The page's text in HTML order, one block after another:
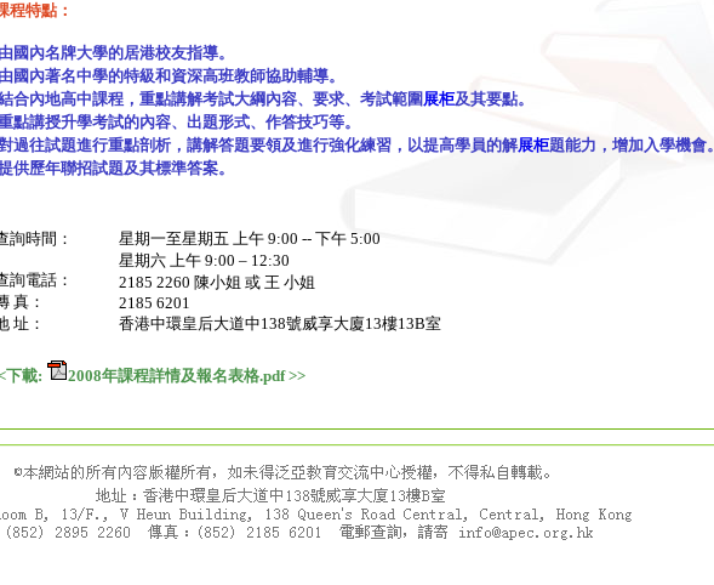
程特點：
國內名牌大學的居港校友指導。
國內著名中學的特級和資深高班教師協助輔導。
合內地高中課程，重點講解考試大綱內容、要求、考試範圍 展柜及其要點。
點講授升學考試的內容、出題形式、作答技巧等。
過往試題進行重點剖析，講解答題要領及進行強化練習，以提高學員的解展柜題能力，增加入學機會。
供歷年聯招試題及其標準答案。
詢時間：
詢電話：
真：
址：
星期一至星期五 上午 9:00 -- 下午 5:00
星期六 上午 9:00 – 12:30
2185 2260 陳小姐 或 王 小姐
2185 6201
香港中環皇后大道中138號威享大廈13樓13B室
下載: 2008年課程詳情及報名表格.pdf>>